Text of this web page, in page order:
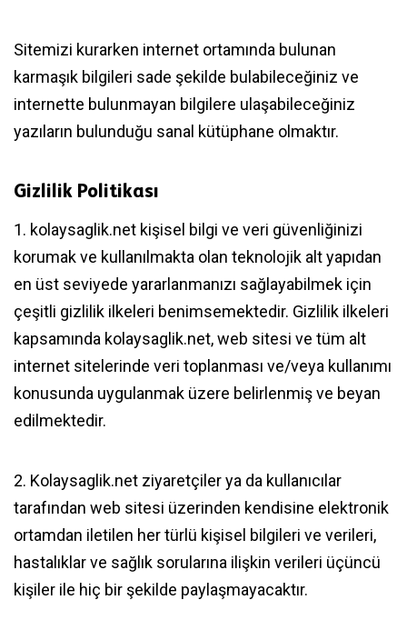
Sitemizi kurarken internet ortamında bulunan
karmaşık bilgileri sade şekilde bulabileceğiniz ve
internette bulunmayan bilgilere ulaşabileceğiniz
yazıların bulunduğu sanal kütüphane olmaktır.
Gizlilik Politikası
1. kolaysaglik.net kişisel bilgi ve veri güvenliğinizi
korumak ve kullanılmakta olan teknolojik alt yapıdan
en üst seviyede yararlanmanızı sağlayabilmek için
çeşitli gizlilik ilkeleri benimsemektedir. Gizlilik ilkeleri
kapsamında kolaysaglik.net, web sitesi ve tüm alt
internet sitelerinde veri toplanması ve/veya kullanımı
konusunda uygulanmak üzere belirlenmiş ve beyan
edilmektedir.
2. Kolaysaglik.net ziyaretçiler ya da kullanıcılar
tarafından web sitesi üzerinden kendisine elektronik
ortamdan iletilen her türlü kişisel bilgileri ve verileri,
hastalıklar ve sağlık sorularına ilişkin verileri üçüncü
kişiler ile hiç bir şekilde paylaşmayacaktır.